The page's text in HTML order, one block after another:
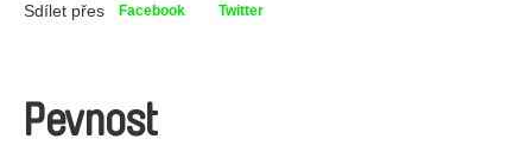
Sdílet přes Facebook Twitter
Pevnost